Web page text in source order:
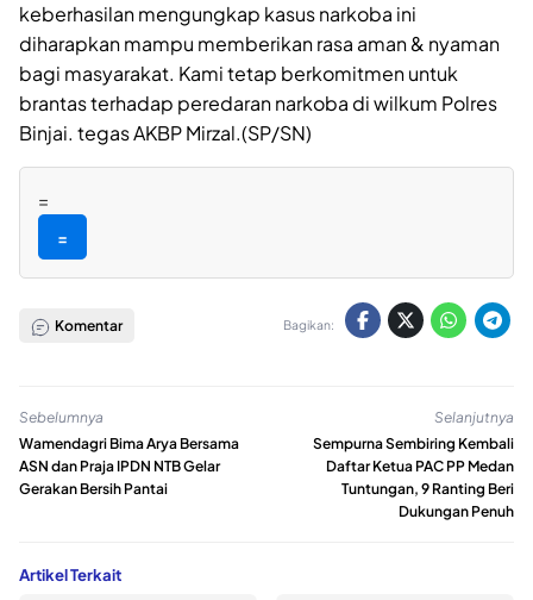
keberhasilan mengungkap kasus narkoba ini
diharapkan mampu memberikan rasa aman & nyaman
bagi masyarakat. Kami tetap berkomitmen untuk
brantas terhadap peredaran narkoba di wilkum Polres
Binjai. tegas AKBP Mirzal.(SP/SN)
=
=
Komentar Bagikan:
Sebelumnya
Wamendagri Bima Arya Bersama
ASN dan Praja IPDN NTB Gelar
Gerakan Bersih Pantai
Selanjutnya
Sempurna Sembiring Kembali
Daftar Ketua PAC PP Medan
Tuntungan, 9 Ranting Beri
Dukungan Penuh
Artikel Terkait